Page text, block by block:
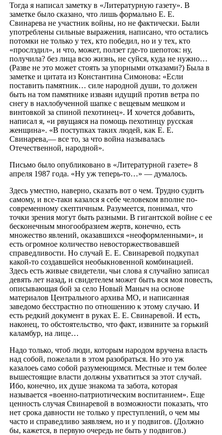
Тогда я написал заметку в «Литературную газету». В
заметке было сказано, что лишь формально Е. Е.
Свинарева не участник войны, но не фактически. Были
употреблены сильные выражения, написано, что остались
потомки не только у тех, кто победил, но и у тех, кто
«прослэдил», и что, может, ползет где-то шепоток: ну,
получила? без лица всю жизнь, не суйся, куда не нужно…
(Разве не это может стоять за упорными отказами?) Была в
заметке и цитата из Константина Симонова: «Если
поставить памятник… силе народной души, то должен
быть на том памятнике изваян идущий против ветра по
снегу в нахлобученной шапке с вещевым мешком и
винтовкой за спиной пехотинец». И хочется добавить,
написал я, «и рвущаяся на помощь пехотинцу русская
женщина». «В поступках таких людей, как Е. Е.
Свинарева,— все то, за что война называлась
Отечественной, народной».
Письмо было опубликовано в «Литературной газете» 8
апреля 1987 года. «Ну уж теперь-то…» — думалось.
Здесь уместно, наверно, сказать вот о чем. Трудно судить
самому, и все-таки казался я себе человеком вполне по-
современному скептичным. Разумеется, понимал, что
точки зрения могут быть разными. В гигантской войне с ее
бесконечным многообразием жертв, конечно, есть
множество явлений, оказавшихся «неоформленными», и
есть огромное количество невосторжествовавшей
справедливости. Но случай Е. Е. Свинаревой подкупал
какой-то создавшейся необыкновенной комбинацией.
Здесь есть живые свидетели, чьи слова я случайно записал
девять лет назад, и свидетелем может быть вся моя повесть,
описывающая бой за село Новый Маныч на основе
материалов Центрального архива МО, и написанная
заведомо бесстрастно по отношению к этому случаю. И
есть редкий документ в руках Е. Е. Свинаревой. И есть,
наконец, то обстоятельство, что факт, извините за горький
каламбур, на лице…
Надо только, чтоб люди, которым народом вручена власть
над собой, пожелали в этом разобраться. Но это уж
казалоеь само собой разумеющимся. Местные и тем более
вышестоящие власти должны ухватиться за этот случай.
Ибо, конечно, их душе знакома та забота, которая
называется «военно-патриотическим воспитанием». Еще
ценность случая Свинаревой в возможности показать, что
нет срока давности не только у преступлений, о чем мы
часто и справедливо заявляем, но и у подвигов. (Должно
бы, кажется, в первую очередь не быть у подвигов.)